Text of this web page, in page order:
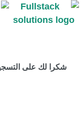
شكرا لك على